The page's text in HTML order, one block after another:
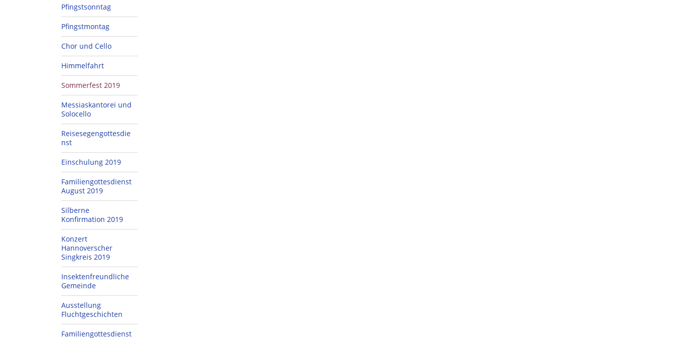
Pfingstsonntag
Pfingstmontag
Chor und Cello
Himmelfahrt
Sommerfest 2019
Messiaskantorei und
Solocello
Reisesegengottesdie
nst
Einschulung 2019
Familiengottesdienst
August 2019
Silberne
Konfirmation 2019
Konzert
Hannoverscher
Singkreis 2019
Insektenfreundliche
Gemeinde
Ausstellung
Fluchtgeschichten
Familiengottesdienst